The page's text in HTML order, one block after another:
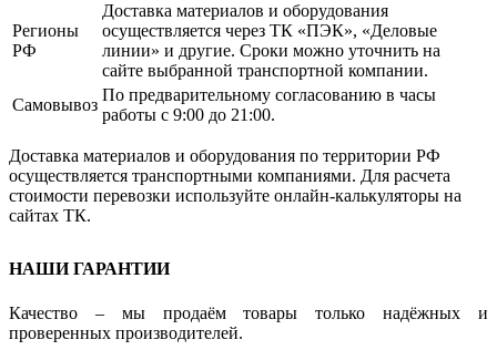
Регионы
РФ
Доставка материалов и оборудования
осуществляется через ТК «ПЭК», «Деловые
линии» и другие. Сроки можно уточнить на
сайте выбранной транспортной компании.
Самовывоз
По предварительному согласованию в часы
работы с 9:00 до 21:00.
Доставка материалов и оборудования по территории РФ
осуществляется транспортными компаниями. Для расчета
стоимости перевозки используйте онлайн-калькуляторы на
сайтах ТК.
НАШИ ГАРАНТИИ
Качество – мы продаём товары только надёжных и
проверенных производителей.